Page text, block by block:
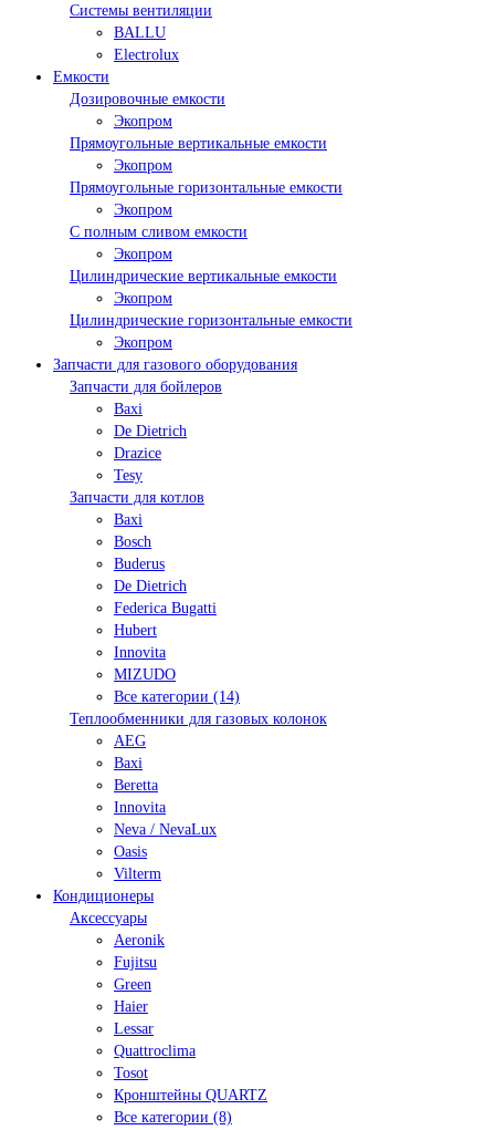
Системы вентиляции
BALLU
Electrolux
Емкости
Дозировочные емкости
Экопром
Прямоугольные вертикальные емкости
Экопром
Прямоугольные горизонтальные емкости
Экопром
С полным сливом емкости
Экопром
Цилиндрические вертикальные емкости
Экопром
Цилиндрические горизонтальные емкости
Экопром
Запчасти для газового оборудования
Запчасти для бойлеров
Baxi
De Dietrich
Drazice
Tesy
Запчасти для котлов
Baxi
Bosch
Buderus
De Dietrich
Federica Bugatti
Hubert
Innovita
MIZUDO
Все категории (14)
Теплообменники для газовых колонок
AEG
Baxi
Beretta
Innovita
Neva / NevaLux
Oasis
Vilterm
Кондиционеры
Аксессуары
Aeronik
Fujitsu
Green
Haier
Lessar
Quattroclima
Tosot
Кронштейны QUARTZ
Все категории (8)